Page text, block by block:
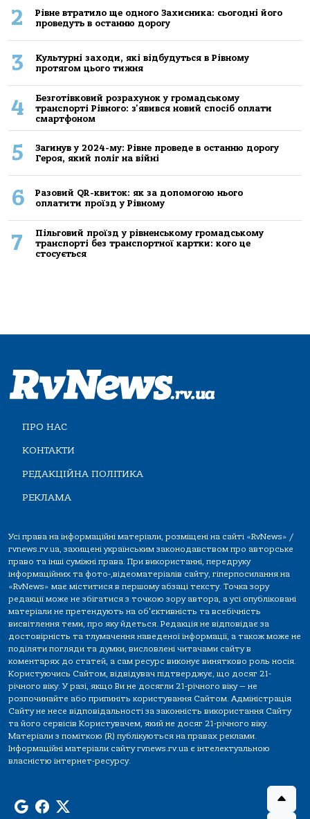
2
Рівне втратило ще одного Захисника: сьогодні його
проведуть в останню дорогу
3
Культурні заходи, які відбудуться в Рівному
протягом цього тижня
4
Безготівковий розрахунок у громадському
транспорті Рівного: з'явився новий спосіб оплати
смартфоном
5
Загинув у 2024-му: Рівне проведе в останню дорогу
Героя, який поліг на війні
6
Разовий QR-квиток: як за допомогою нього
оплатити проїзд у Рівному
7
Пільговий проїзд у рівненському громадському
транспорті без транспортної картки: кого це
стосується
ПРО НАС
КОНТАКТИ
РЕДАКЦІЙНА ПОЛІТИКА
РЕКЛАМА
Усі права на інформаційні матеріали, розміщені на сайті «RvNews» /
rvnews.rv.ua, захищені українським законодавством про авторське
право та інші суміжні права. При використанні, передруку
інформаційних та фото-,відеоматеріалів сайту, гіперпосилання на
«RvNews» має міститися в першому абзаці тексту. Точка зору
редакції може не збігатися з точкою зору автора, а усі опубліковані
матеріали не претендують на об'єктивність та всебічність
висвітлення теми, про яку йдеться. Редакція не відповідає за
достовірність та тлумачення наведеної інформації, а також може не
поділяти погляди та думки, висловлені читачами сайту в
коментарях до статей, а сам ресурс виконує винятково роль носія.
Користуючись Сайтом, відвідувач підтверджує, що досяг 21-
річного віку. У разі, якщо Ви не досягли 21-річного віку — не
розпочинайте або припиніть користування Сайтом. Адміністрація
Сайту не несе відповідальності за законність використання Сайту
та його сервісів Користувачем, який не досяг 21-річного віку.
Матеріали з поміткою (R) публікуються на правах реклами.
Інформаційні матеріали сайту rvnews.rv.ua є інтелектуальною
власністю інтернет-ресурсу.